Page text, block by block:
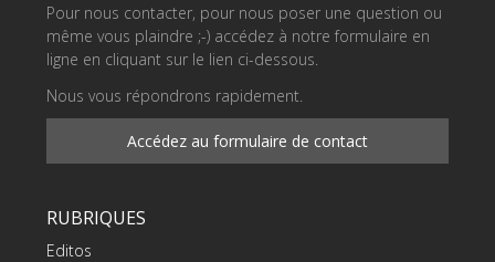
Pour nous contacter, pour nous poser une question ou
même vous plaindre ;-) accédez à notre formulaire en
ligne en cliquant sur le lien ci-dessous.
Nous vous répondrons rapidement.
Accédez au formulaire de contact
RUBRIQUES
Editos